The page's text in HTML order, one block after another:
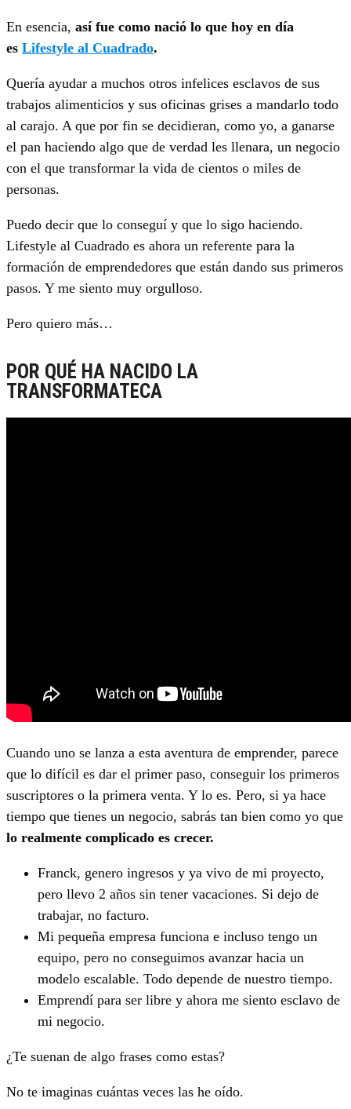
En esencia, así fue como nació lo que hoy en día
es Lifestyle al Cuadrado.
Quería ayudar a muchos otros infelices esclavos de sus
trabajos alimenticios y sus oficinas grises a mandarlo todo
al carajo. A que por fin se decidieran, como yo, a ganarse
el pan haciendo algo que de verdad les llenara, un negocio
con el que transformar la vida de cientos o miles de
personas.
Puedo decir que lo conseguí y que lo sigo haciendo.
Lifestyle al Cuadrado es ahora un referente para la
formación de emprendedores que están dando sus primeros
pasos. Y me siento muy orgulloso.
Pero quiero más…
POR QUÉ HA NACIDO LA
TRANSFORMATECA
Cuando uno se lanza a esta aventura de emprender, parece
que lo difícil es dar el primer paso, conseguir los primeros
suscriptores o la primera venta. Y lo es. Pero, si ya hace
tiempo que tienes un negocio, sabrás tan bien como yo que
lo realmente complicado es crecer.
Franck, genero ingresos y ya vivo de mi proyecto,
pero llevo 2 años sin tener vacaciones. Si dejo de
trabajar, no facturo.
Mi pequeña empresa funciona e incluso tengo un
equipo, pero no conseguimos avanzar hacia un
modelo escalable. Todo depende de nuestro tiempo.
Emprendí para ser libre y ahora me siento esclavo de
mi negocio.
¿Te suenan de algo frases como estas?
No te imaginas cuántas veces las he oído.